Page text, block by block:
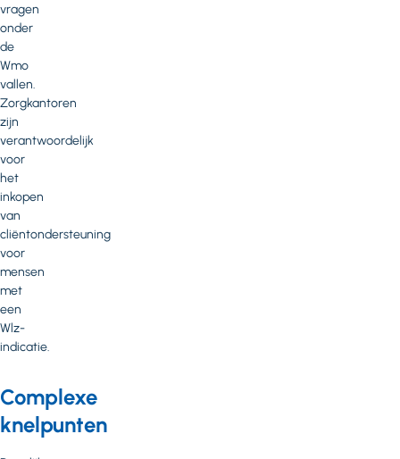
vragen
onder
de
Wmo
vallen.
Zorgkantoren
zijn
verantwoordelijk
voor
het
inkopen
van
cliëntondersteuning
voor
mensen
met
een
Wlz-
indicatie.
Complexe
knelpunten